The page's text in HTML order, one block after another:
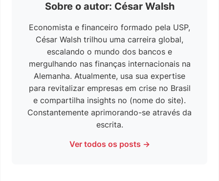
Sobre o autor: César Walsh
Economista e financeiro formado pela USP,
César Walsh trilhou uma carreira global,
escalando o mundo dos bancos e
mergulhando nas finanças internacionais na
Alemanha. Atualmente, usa sua expertise
para revitalizar empresas em crise no Brasil
e compartilha insights no (nome do site).
Constantemente aprimorando-se através da
escrita.
Ver todos os posts →